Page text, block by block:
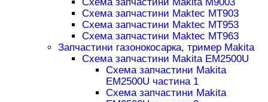
Схема запчастини Makita M9003
Схема запчастини Maktec MT903
Схема запчастини Maktec MT953
Схема запчастини Maktec MT963
Запчастини газонокосарка, тример Makita
Схема запчастини Makita EM2500U
Схема запчастини Makita
EM2500U частина 1
Схема запчастини Makita